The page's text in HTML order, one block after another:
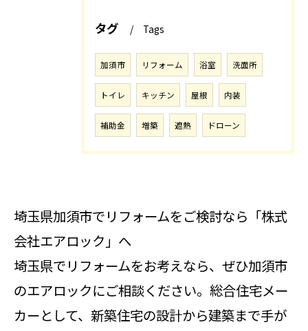
タグ Tags
加須市 リフォーム 浴室 洗面所
トイレ キッチン 屋根 内装
補助金 増築 遮熱 ドローン
埼玉県加須市でリフォームをご検討なら「株式
会社エアロック」へ
埼玉県でリフォームをお考えなら、ぜひ加須市
のエアロックにご相談ください。総合住宅メー
カーとして、新築住宅の設計から建築まで手が